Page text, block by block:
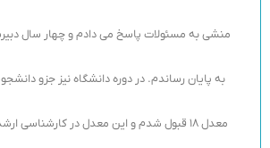
منشی به مسئولات پاسخ می دادم و چهار سال
به پایان رساندم. در دوره دانشگاه نیز جزو